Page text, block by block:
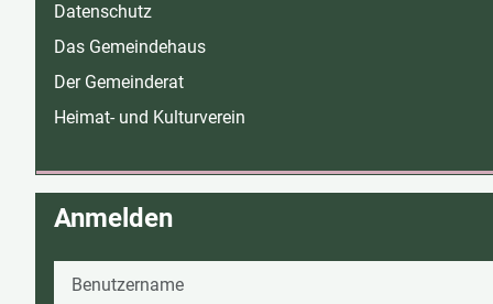
Datenschutz
Das Gemeindehaus
Der Gemeinderat
Heimat- und Kulturverein
Anmelden
Benutzername